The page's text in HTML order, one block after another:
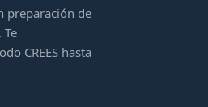
preparación de
CREES hasta